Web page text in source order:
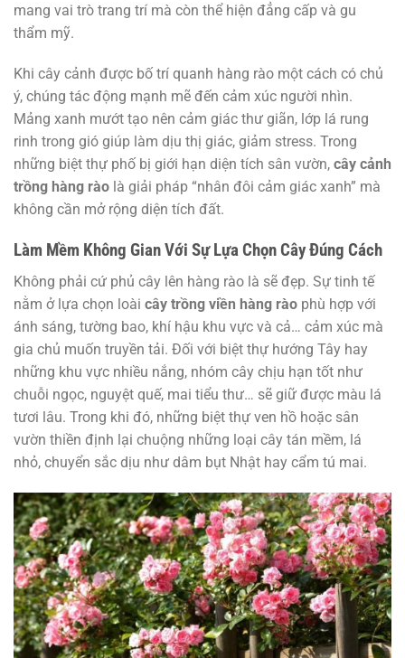
mang vai trò trang trí mà còn thể hiện đẳng cấp và gu
thẩm mỹ.
Khi cây cảnh được bố trí quanh hàng rào một cách có chủ
ý, chúng tác động mạnh mẽ đến cảm xúc người nhìn.
Mảng xanh mướt tạo nên cảm giác thư giãn, lớp lá rung
rinh trong gió giúp làm dịu thị giác, giảm stress. Trong
những biệt thự phố bị giới hạn diện tích sân vườn, cây cảnh
trồng hàng rào là giải pháp “nhân đôi cảm giác xanh” mà
không cần mở rộng diện tích đất.
Làm Mềm Không Gian Với Sự Lựa Chọn Cây Đúng Cách
Không phải cứ phủ cây lên hàng rào là sẽ đẹp. Sự tinh tế
nằm ở lựa chọn loài cây trồng viền hàng rào phù hợp với
ánh sáng, tường bao, khí hậu khu vực và cả… cảm xúc mà
gia chủ muốn truyền tải. Đối với biệt thự hướng Tây hay
những khu vực nhiều nắng, nhóm cây chịu hạn tốt như
chuỗi ngọc, nguyệt quế, mai tiểu thư… sẽ giữ được màu lá
tươi lâu. Trong khi đó, những biệt thự ven hồ hoặc sân
vườn thiền định lại chuộng những loại cây tán mềm, lá
nhỏ, chuyển sắc dịu như dâm bụt Nhật hay cẩm tú mai.